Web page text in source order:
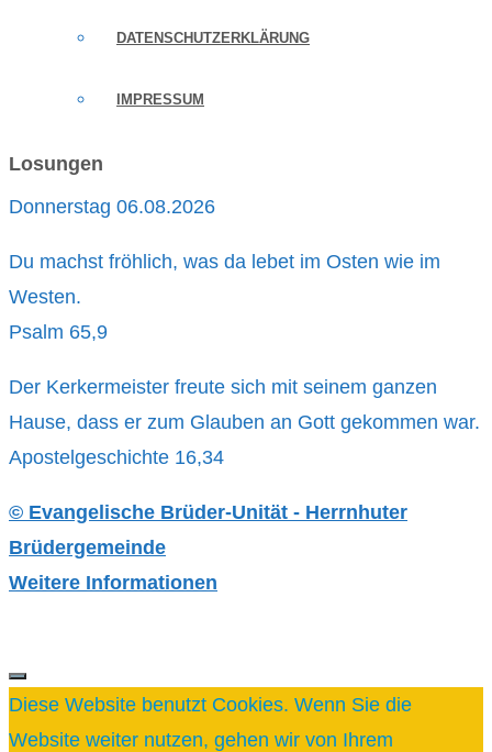
DATENSCHUTZERKLÄRUNG
IMPRESSUM
Losungen
Donnerstag 06.08.2026
Du machst fröhlich, was da lebet im Osten wie im
Westen.
Psalm 65,9
Der Kerkermeister freute sich mit seinem ganzen
Hause, dass er zum Glauben an Gott gekommen war.
Apostelgeschichte 16,34
© Evangelische Brüder-Unität - Herrnhuter
Brüdergemeinde
Weitere Informationen
SCHLIESSEN
Diese Website benutzt Cookies. Wenn Sie die
Website weiter nutzen, gehen wir von Ihrem